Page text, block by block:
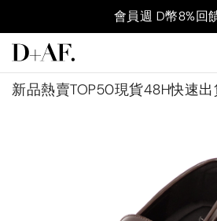
會員週 D幣8%回
新品熱賣TOP50現貨48H快速出